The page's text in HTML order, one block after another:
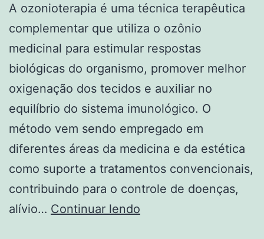
A ozonioterapia é uma técnica terapêutica
complementar que utiliza o ozônio
medicinal para estimular respostas
biológicas do organismo, promover melhor
oxigenação dos tecidos e auxiliar no
equilíbrio do sistema imunológico. O
método vem sendo empregado em
diferentes áreas da medicina e da estética
como suporte a tratamentos convencionais,
contribuindo para o controle de doenças,
alívio… Continuar lendo